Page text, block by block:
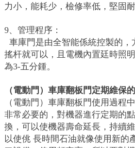
力小，能耗少，檢修率低，堅固耐
9、管理程序：
車庫門是由全智能係統控製的，
搖杆就可以，且電機內置廷時照
為3-五分鍾。
（電動門）車庫翻板門定期維保
（電動門）車庫翻板門使用過程
非常必要的，對機器進行定期的
換，可以使機器壽命延長，持續
以使佻 長時間石油就像使用新的